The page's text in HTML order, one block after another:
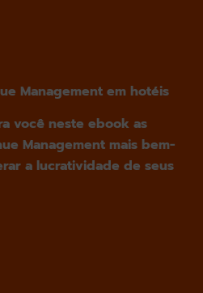
Management em hotéis
você neste ebook as
Management mais bem-
a lucratividade de seus